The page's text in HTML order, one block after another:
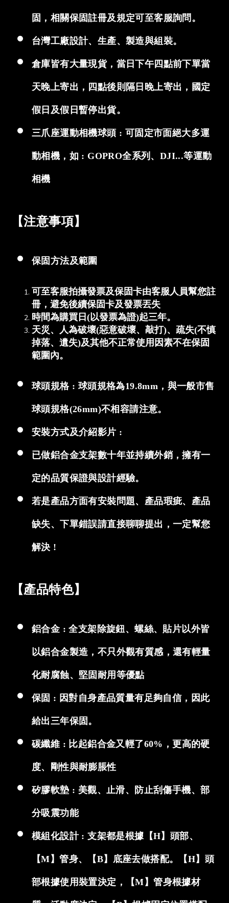
固，相關保固註冊及規定可至客服詢問。
台灣工廠設計、生產、製造與組裝。
倉庫皆有大量現貨，當日下午四點前下單當
天晚上寄出，四點後則隔日晚上寄出，國定
假日及假日暫停出貨。
三爪座運動相機球頭 : 可固定市面絕大多運
動相機，如 : GOPRO全系列、DJI...等運動
相機
【注意事項】
保固方法及範圍
可至客服拍攝發票及保固卡由客服人員幫您註
冊，避免後續保固卡及發票丟失
時間為購買日(以發票為證)起三年。
天災、人為破壞(惡意破壞、敲打)、疏失(不慎
掉落、遺失)及其他不正常使用因素不在保固
範圍內。
球頭規格 : 球頭規格為19.8mm，與一般市售
球頭規格(26mm)不相容請注意。
安裝方式及介紹影片 :
已做鋁合金支架數十年並持續外銷，擁有一
定的品質保證與設計經驗。
若是產品方面有安裝問題、產品瑕疵、產品
缺失、下單錯誤請直接聊聊提出，一定幫您
解決 !
【產品特色】
鋁合金 : 全支架除旋鈕、螺絲、貼片以外皆
以鋁合金製造，不只外觀有質感，還有輕量
化耐腐蝕、堅固耐用等優點
保固 : 因對自身產品質量有足夠自信，因此
給出三年保固。
碳纖維 : 比起鋁合金又輕了60%，更高的硬
度、剛性與耐膨脹性
矽膠軟墊 : 美觀、止滑、防止刮傷手機、部
分吸震功能
模組化設計 : 支架都是根據【H】頭部、
【M】管身、【B】底座去做搭配。【H】頭
部根據使用裝置決定，【M】管身根據材